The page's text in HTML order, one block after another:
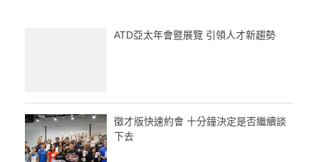
ATD亞太年會暨展覽 引領人才新趨勢
徵才版快速約會 十分鐘決定是否繼續談
下去